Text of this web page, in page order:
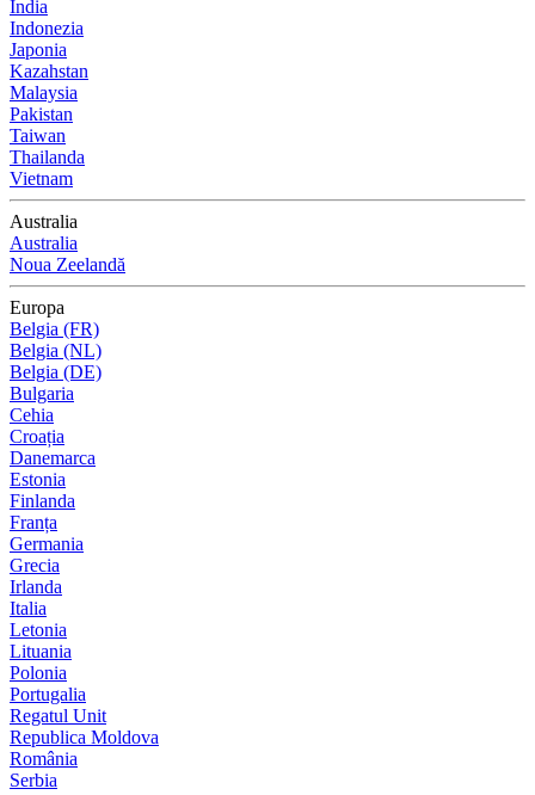
India
Indonezia
Japonia
Kazahstan
Malaysia
Pakistan
Taiwan
Thailanda
Vietnam
Australia
Australia
Noua Zeelandă
Europa
Belgia (FR)
Belgia (NL)
Belgia (DE)
Bulgaria
Cehia
Croația
Danemarca
Estonia
Finlanda
Franța
Germania
Grecia
Irlanda
Italia
Letonia
Lituania
Polonia
Portugalia
Regatul Unit
Republica Moldova
România
Serbia